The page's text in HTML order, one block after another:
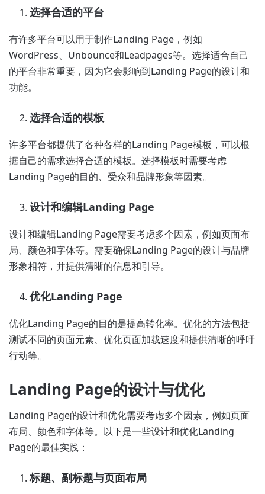
选择合适的平台
有许多平台可以用于制作Landing Page，例如
WordPress、Unbounce和Leadpages等。选择适合自己
的平台非常重要，因为它会影响到Landing Page的设计和
功能。
选择合适的模板
许多平台都提供了各种各样的Landing Page模板，可以根
据自己的需求选择合适的模板。选择模板时需要考虑
Landing Page的目的、受众和品牌形象等因素。
设计和编辑Landing Page
设计和编辑Landing Page需要考虑多个因素，例如页面布
局、颜色和字体等。需要确保Landing Page的设计与品牌
形象相符，并提供清晰的信息和引导。
优化Landing Page
优化Landing Page的目的是提高转化率。优化的方法包括
测试不同的页面元素、优化页面加载速度和提供清晰的呼吁
行动等。
Landing Page的设计与优化
Landing Page的设计和优化需要考虑多个因素，例如页面
布局、颜色和字体等。以下是一些设计和优化Landing
Page的最佳实践：
标题、副标题与页面布局